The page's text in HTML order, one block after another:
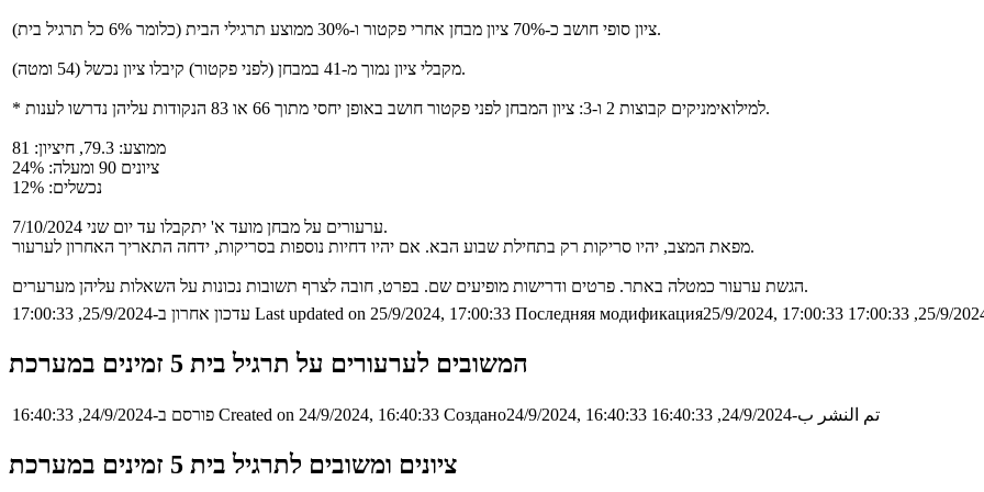
ציון סופי חושב כ-70% ציון מבחן אחרי פקטור ו-30% ממוצע תרגילי הבית (כלומר 6% כל תרגיל בית).
מקבלי ציון נמוך מ-41 במבחן (לפני פקטור) קיבלו ציון נכשל (54 ומטה).
* למילואימניקים קבוצות 2 ו-3: ציון המבחן לפני פקטור חושב באופן יחסי מתוך 66 או 83 הנקודות עליהן נדרשו לענות.
ממוצע: 79.3, חיציון: 81
ציונים 90 ומעלה: 24%
נכשלים: 12%
ערעורים על מבחן מועד א' יתקבלו עד יום שני 7/10/2024.
מפאת המצב, יהיו סריקות רק בתחילת שבוע הבא. אם יהיו דחיות נוספות בסריקות, ידחה התאריך האחרון לערעור.
הגשת ערעור כמטלה באתר. פרטים ודרישות מופיעים שם. בפרט, חובה לצרף תשובות נכונות על השאלות עליהן מערערים.
עדכון אחרון ב-25/9/2024, 17:00:33 Last updated on 25/9/2024, 17:00:33 Последняя модификация25/9/2024, 17:00:33
המשובים לערעורים על תרגיל בית 5 זמינים במערכת
פורסם ב-24/9/2024, 16:40:33 Created on 24/9/2024, 16:40:33 Создано24/9/2024, 16:40:33 تم النشر ب-24/9/2024, 16:40:33
ציונים ומשובים לתרגיל בית 5 זמינים במערכת